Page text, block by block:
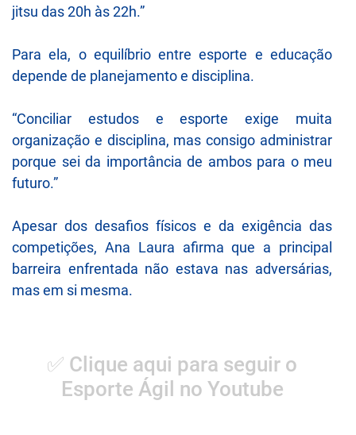
jitsu das 20h às 22h.”
Para ela, o equilíbrio entre esporte e educação
depende de planejamento e disciplina.
“Conciliar estudos e esporte exige muita
organização e disciplina, mas consigo administrar
porque sei da importância de ambos para o meu
futuro.”
Apesar dos desafios físicos e da exigência das
competições, Ana Laura afirma que a principal
barreira enfrentada não estava nas adversárias,
mas em si mesma.
✅ Clique aqui para seguir o
Esporte Ágil no Youtube